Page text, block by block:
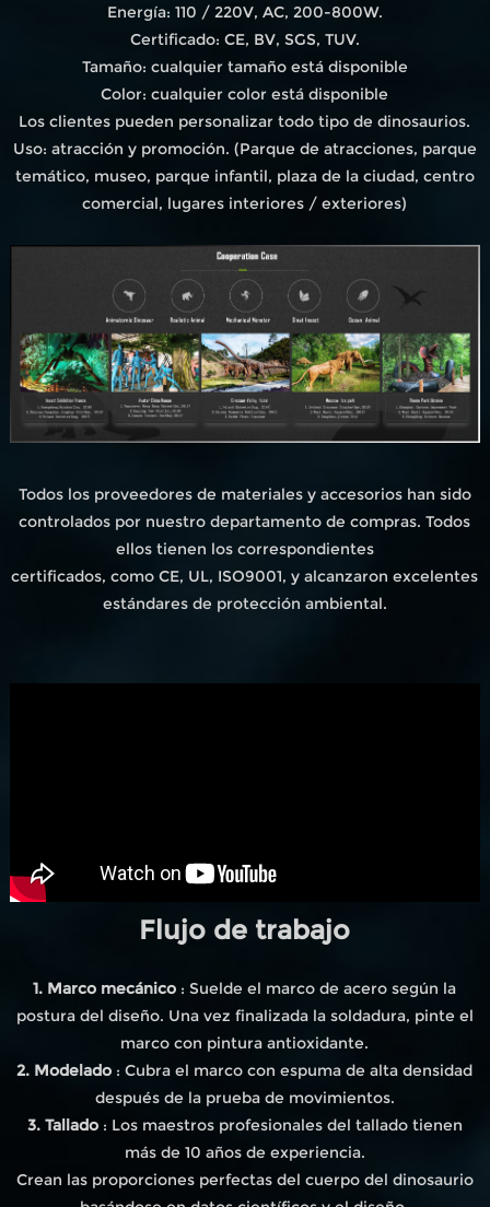
Energía: 110 / 220V, AC, 200-800W.
Certificado: CE, BV, SGS, TUV.
Tamaño: cualquier tamaño está disponible
Color: cualquier color está disponible
Los clientes pueden personalizar todo tipo de dinosaurios.
Uso: atracción y promoción. (Parque de atracciones, parque
temático, museo, parque infantil, plaza de la ciudad, centro
comercial, lugares interiores / exteriores)
Todos los proveedores de materiales y accesorios han sido
controlados por nuestro departamento de compras. Todos
ellos tienen los correspondientes
certificados, como CE, UL, ISO9001, y alcanzaron excelentes
estándares de protección ambiental.
Flujo de trabajo
1. Marco mecánico : Suelde el marco de acero según la
postura del diseño. Una vez finalizada la soldadura, pinte el
marco con pintura antioxidante.
2. Modelado : Cubra el marco con espuma de alta densidad
después de la prueba de movimientos.
3. Tallado: Los maestros profesionales del tallado tienen
más de 10 años de experiencia.
Crean las proporciones perfectas del cuerpo del dinosaurio